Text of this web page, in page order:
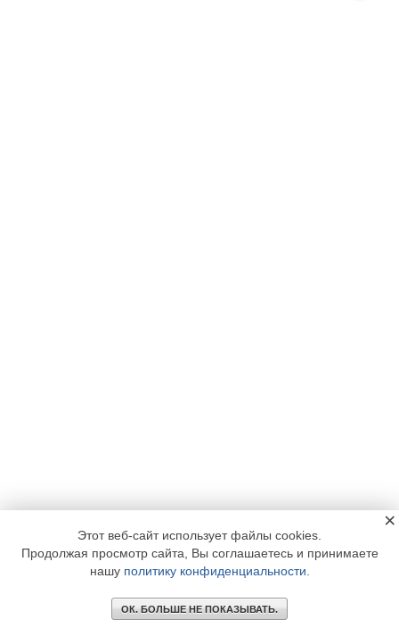
Этот веб-сайт использует файлы cookies.
Продолжая просмотр сайта, Вы соглашаетесь и принимаете
нашу политику конфиденциальности
ОК. БОЛЬШЕ НЕ ПОКАЗЫВАТЬ.
×